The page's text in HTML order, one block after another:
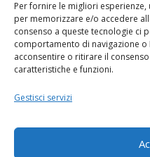
Per fornire le migliori
per memorizzare e/o accedere
consenso a queste tecnologie ci
comportamento di navigazione o
acconsentire o ritirare il
caratteristiche e funzioni.
Gestisci servizi
BOYS DISCO VICENZA
Via Oreficeria, 68 –
Tel.+39 0444 960737
P.I.03908300241